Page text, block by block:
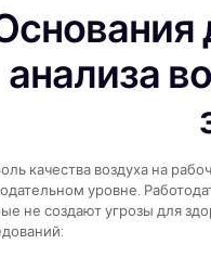
анализа
качества воздуха на
уровне.
не создают угрозы для